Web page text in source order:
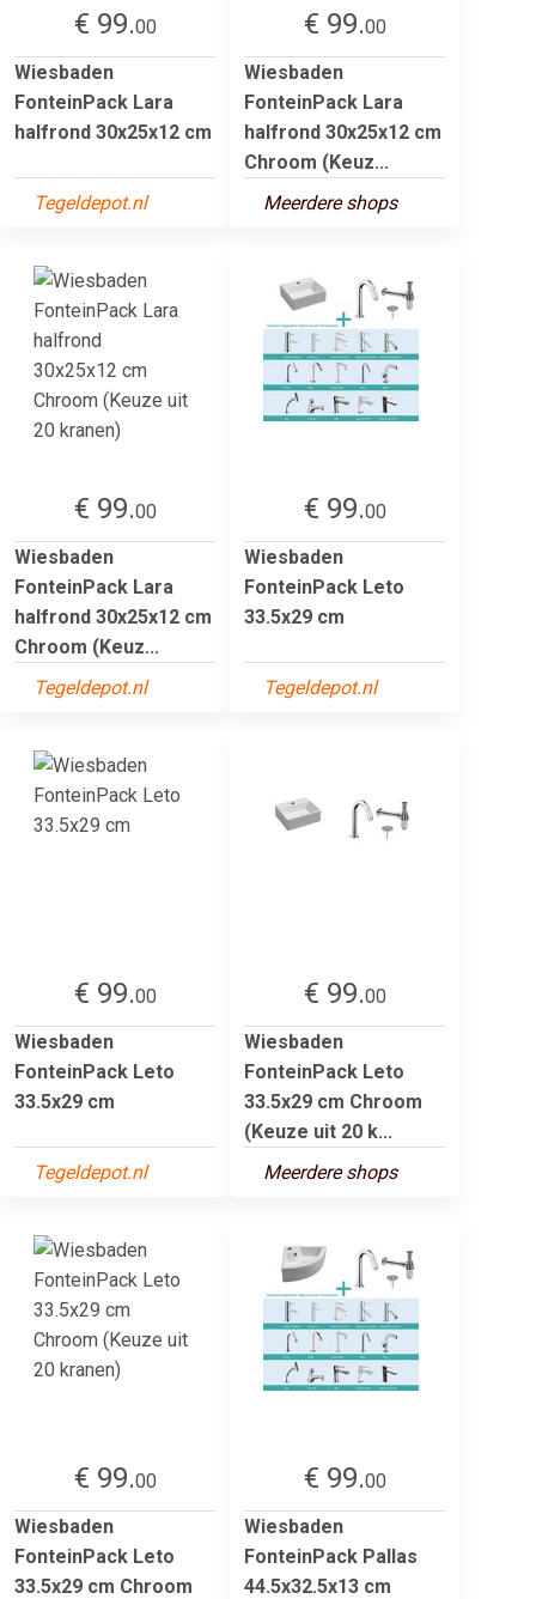
€ 99.00
Wiesbaden
FonteinPack Lara
halfrond 30x25x12 cm
Tegeldepot.nl
€ 99.00
Wiesbaden
FonteinPack Lara
halfrond 30x25x12 cm
Chroom (Keuz...
Meerdere shops
€ 99.00
Wiesbaden
FonteinPack Lara
halfrond 30x25x12 cm
Chroom (Keuz...
Tegeldepot.nl
€ 99.00
Wiesbaden
FonteinPack Leto
33.5x29 cm
Tegeldepot.nl
€ 99.00
Wiesbaden
FonteinPack Leto
33.5x29 cm
Tegeldepot.nl
€ 99.00
Wiesbaden
FonteinPack Leto
33.5x29 cm Chroom
(Keuze uit 20 k...
Meerdere shops
€ 99.00
Wiesbaden
FonteinPack Leto
33.5x29 cm Chroom
€ 99.00
Wiesbaden
FonteinPack Pallas
44.5x32.5x13 cm